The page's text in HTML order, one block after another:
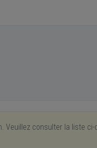
Veuillez consulter la liste